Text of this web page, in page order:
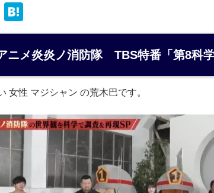
X
at
e
n
a
ニメ炎炎ノ消防隊 TBS特番「第8科
女性 マジシャン の荒木巴です。